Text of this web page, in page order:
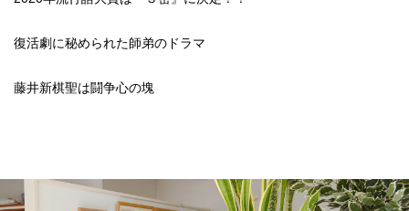
復活劇に秘められた師弟のドラマ
藤井新棋聖は闘争心の塊